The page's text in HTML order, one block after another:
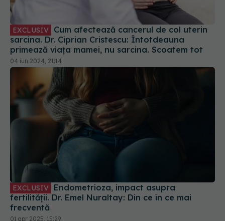
EXCLUSIV
sarcina. Dr. Ciprian Cristescu: Întotdeauna
primează viața mamei, nu sarcina. Scoatem tot
04 iun 2024, 21:14
EXCLUSIV
fertilității. Dr. Emel Nuraltay: Din ce în ce mai
frecventă
01 apr 2025, 15:29